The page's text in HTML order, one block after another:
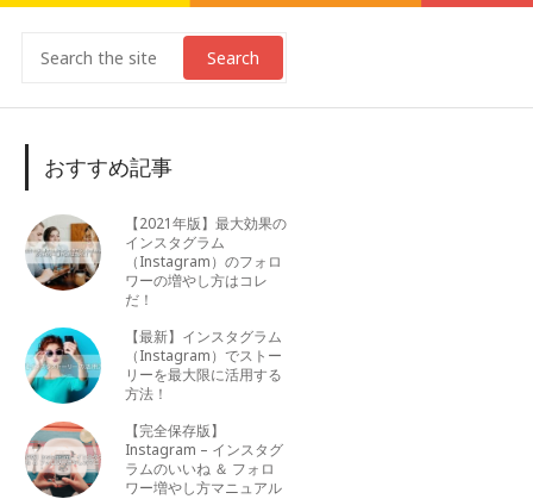
Search
おすすめ記事
【2021年版】最大効果の
インスタグラム
（Instagram）のフォロ
ワーの増やし方はコレ
だ！
【最新】インスタグラム
（Instagram）でストー
リーを最大限に活用する
方法！
【完全保存版】
Instagram – インスタグ
ラムのいいね ＆ フォロ
ワー増やし方マニュアル